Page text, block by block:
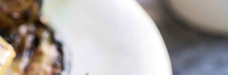
Collectivité
Principes coopératifs
Diversité et inclusion
Accessibilité